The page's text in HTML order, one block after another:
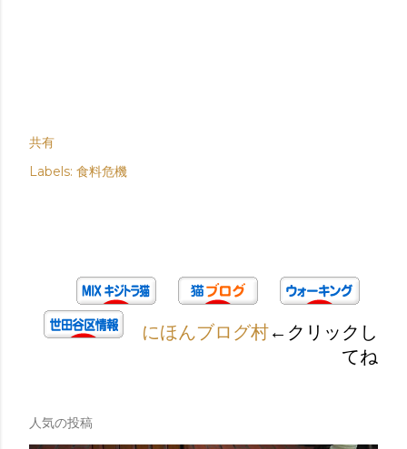
共有
Labels: 食料危機
にほんブログ村←クリックし
てね
人気の投稿